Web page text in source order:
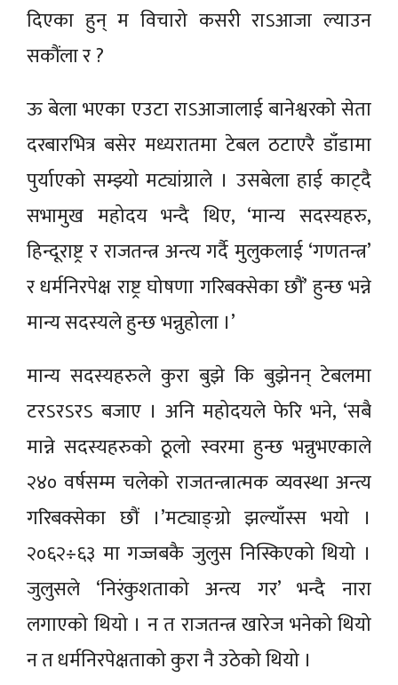
दिएका हुन् म विचारो कसरी राऽआजा ल्याउन
सकौंला र ?
ऊ बेला भएका एउटा राऽआजालाई बानेश्वरको सेता
दरबारभित्र बसेर मध्यरातमा टेबल ठटाएरै डाँडामा
पुर्याएको सम्झ्यो मट्यांग्राले । उसबेला हाई काट्दै
सभामुख महोदय भन्दै थिए, ‘मान्य सदस्यहरु,
हिन्दूराष्ट्र र राजतन्त्र अन्त्य गर्दै मुलुकलाई ‘गणतन्त्र’
र धर्मनिरपेक्ष राष्ट्र घोषणा गरिबक्सेका छौं’ हुन्छ भन्ने
मान्य सदस्यले हुन्छ भन्नुहोला ।’
मान्य सदस्यहरुले कुरा बुझे कि बुझेनन् टेबलमा
टरऽरऽरऽ बजाए । अनि महोदयले फेरि भने, ‘सबै
मान्ने सदस्यहरुको ठूलो स्वरमा हुन्छ भन्नुभएकाले
२४० वर्षसम्म चलेको राजतन्त्रात्मक व्यवस्था अन्त्य
गरिबक्सेका छौं ।’मट्याङ्ग्रो झल्याँस्स भयो ।
२०६२÷६३ मा गज्जबकै जुलुस निस्किएको थियो ।
जुलुसले ‘निरंकुशताको अन्त्य गर’ भन्दै नारा
लगाएको थियो । न त राजतन्त्र खारेज भनेको थियो
न त धर्मनिरपेक्षताको कुरा नै उठेको थियो ।